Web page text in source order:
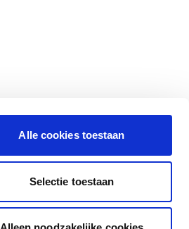
Alle cookies toestaan
Selectie toestaan